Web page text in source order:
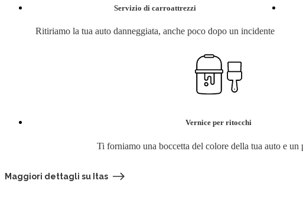
Servizio di carroattrezzi
Ritiriamo la tua auto danneggiata, anche poco dopo un incidente
Vernice per ritocchi
Ti forniamo una boccetta del colore della tua auto e un
Maggiori dettagli su Itas